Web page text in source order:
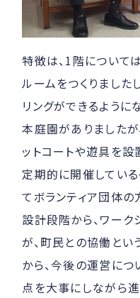
特徴は、1階について
ルームをつくりまし
リングができるように
本庭園がありましたが
ットコートや遊具を設
定期的に開催してい
てボランティア団体の
設計段階から、ワーク
が、町民との協働とい
から、今後の運営に
点を大事にしながら進